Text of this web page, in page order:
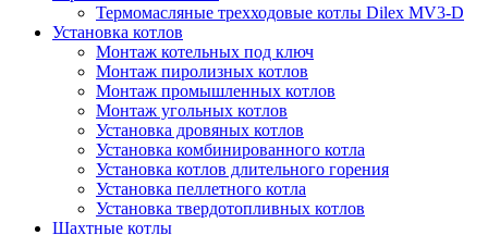
Термомасляные трехходовые котлы Dilex MV3-D
Установка котлов
Монтаж котельных под ключ
Монтаж пиролизных котлов
Монтаж промышленных котлов
Монтаж угольных котлов
Установка дровяных котлов
Установка комбинированного котла
Установка котлов длительного горения
Установка пеллетного котла
Установка твердотопливных котлов
Шахтные котлы